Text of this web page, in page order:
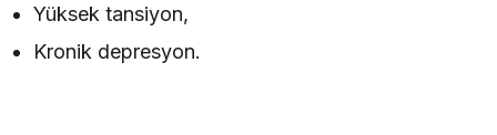
Yüksek tansiyon,
Kronik depresyon.